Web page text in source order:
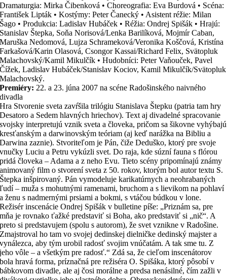
Dramaturgia: Mirka Čibenková • Choreografia: Eva Burdová • Scéna:
František Lipták • Kostýmy: Peter Čanecký • Asistent réžie: Milan
Šago • Produkcia: Ladislav Hubáček • Réžia: Ondrej Spišák • Hrajú:
Stanislav Štepka, Soňa Norisová/Lenka Barilíková, Mojmír Caban,
Maruška Nedomová, Lujza Schrameková/Veronika Koščová, Kristína
Farkašová/Karin Olasová, Csongor Kassai/Richard Felix, Svätopluk
Malachovský/Kamil Mikulčík • Hudobníci: Peter Vaňouček, Pavel
Čížek, Ladislav Hubáček/Stanislav Kociov, Kamil Mikulčík/Svätopluk
Malachovský.
Premiéry: 22. a 23. júna 2007 na scéne Radošinského naivného
divadla
Hra Stvorenie sveta zavŕšila trilógiu Stanislava Štepku (patria tam hry
Desatoro a Sedem hlavných hriechov). Text aj divadelné spracovanie
svojsky interpretujú vznik sveta a človeka, pričom sa šikovne vyhýbajú
kresťanským a darwinovským teóriam (aj keď narážka na Bibliu a
Darwina zaznie). Stvoriteľom je Pán, čiže Deduško, ktorý pre svoje
vnučky Luciu a Petru vykúzli svet. Do raja, kde súzní fauna s flórou
pridá človeka – Adama a z neho Evu. Tieto scény pripomínajú známy
animovaný film o stvorení sveta z 50. rokov, ktorým bol autor textu S.
Štepka inšpirovaný. Pán vymodeluje karikatúrnych a neohrabaných
ľudí – muža s mohutnými ramenami, bruchom a s lievikom na pohlaví
a ženu s nadmernými prsiami a bokmi, s vtáčou búdkou v lone.
Režisér inscenácie Ondrej Spišák v bulletine píše: „Priznám sa, pre
mňa je rovnako ťažké predstaviť si Boha, ako predstaviť si „nič“. A
preto si predstavujem (spolu s autorom), že svet vznikne v Radošine.
Zmajstroval ho tam vo svojej dedinskej dielničke dedinský majster a
vynálezca, aby tým urobil radosť svojim vnúčatám. A tak sme tu. Z
jeho vôle – a všetkým pre radosť.“ Zdá sa, že cieľom inscenátorov
bola hravá forma, príznačná pre režiséra O. Spišáka, ktorý pôsobí v
bábkovom divadle, ale aj čosi morálne a predsa nenásilné, čím zažli v